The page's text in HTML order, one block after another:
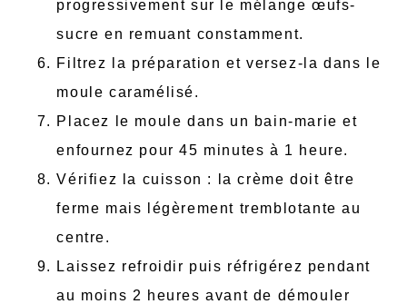
progressivement sur le mélange œufs-
sucre en remuant constamment.
Filtrez la préparation et versez-la dans le
moule caramélisé.
Placez le moule dans un bain-marie et
enfournez pour 45 minutes à 1 heure.
Vérifiez la cuisson : la crème doit être
ferme mais légèrement tremblotante au
centre.
Laissez refroidir puis réfrigérez pendant
au moins 2 heures avant de démouler